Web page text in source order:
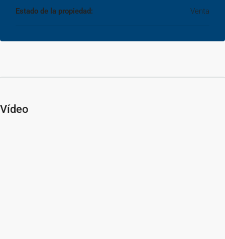
Estado de la propiedad: Venta
Vídeo